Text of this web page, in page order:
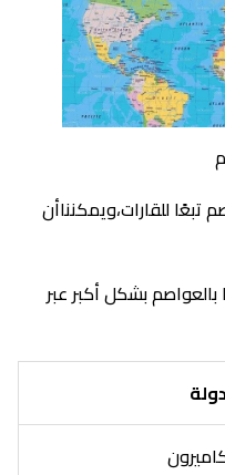
للقارات،ويمكنناأن
بشكل أكبر عبر